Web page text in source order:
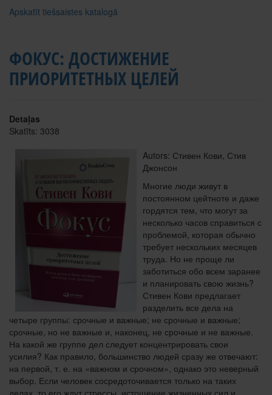
Apskatīt tiešsaistes katalogā
ФОКУС: ДОСТИЖЕНИЕ
ПРИОРИТЕТНЫХ ЦЕЛЕЙ
Detaļas
Skatīts: 3038
Autors: Стивен Кови, Стив
Джонсон
Многие люди живут в
постоянном цейтноте и даже
гордятся тем, что могут за
несколько часов справиться с
проблемой, которая обычно
требует нескольких месяцев
труда. Но не проще ли
заботиться обо всем заранее
и планировать свою жизнь?
Стивен Кови предлагает
разделить все дела на
четыре группы: срочные и важные; не срочные и важные;
срочные, но не важные и, наконец, не срочные и не важные.
На какой же группе дел следует концентрировать свои
усилия? Как правило, большинство людей сразу же отвечают:
на первой, т. е. на «важном и срочном», однако это неверный
выбор. Если человек сосредоточивается только на таких
делах, то его ждут стрессы, истощение жизненных сил и